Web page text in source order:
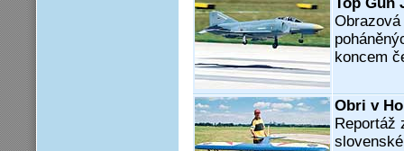
koncem
Obri v
Reportáž